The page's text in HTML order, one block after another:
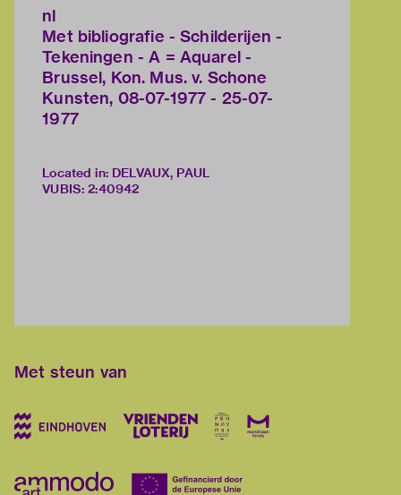
nl
Met bibliografie - Schilderijen -
Tekeningen - A = Aquarel -
Brussel, Kon. Mus. v. Schone
Kunsten, 08-07-1977 - 25-07-
1977
Located in: DELVAUX, PAUL
VUBIS: 2:40942
Met steun van